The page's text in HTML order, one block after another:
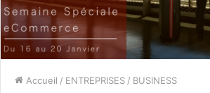
Accueil / ENTREPRISES / BUSINESS